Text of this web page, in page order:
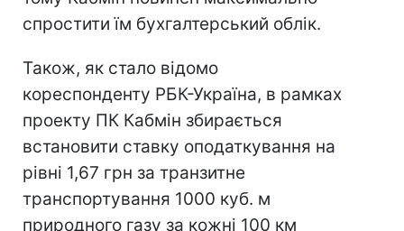
спростити їм бухгалтерський облік.
Також, як стало відомо
кореспонденту РБК-Україна, в рамках
проекту ПК Кабмін збирається
встановити ставку оподаткування на
рівні 1,67 грн за транзитне
транспортування 1000 куб. м
природного газу за кожні 100 км